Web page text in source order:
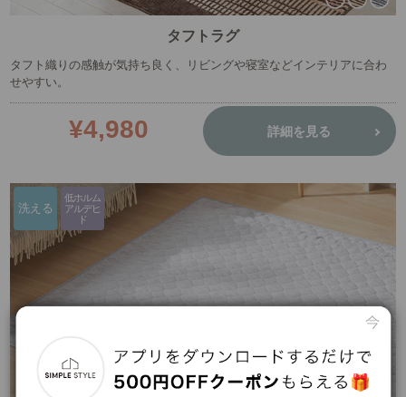
タフトラグ
タフト織りの感触が気持ち良く、リビングや寝室などインテリアに合わ
せやすい。
¥4,980 詳細を見る
洗える
低ホルム
アルデヒ
ド